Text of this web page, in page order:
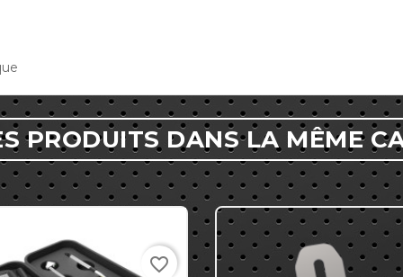
PRODUITS DANS LA MÊME
favorite_border